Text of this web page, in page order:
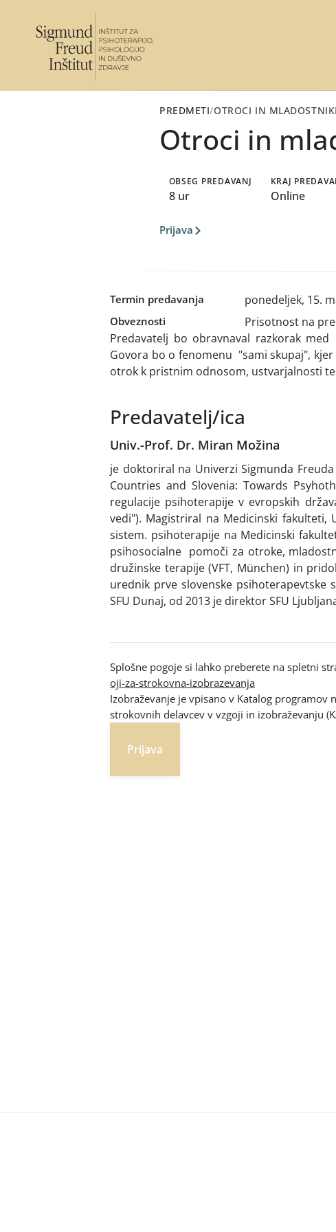
PREDMETI/OTROCI IN
Otroci in
OBSEG PREDAVANJ
8 ur
KRAJ
Online
Prijava
Termin predavanja ponedeljek, 15.
Obveznosti
Prisotnost na
Predavatelj bo obravnaval razkorak
Govora bo o fenomenu "sami skupaj",
otrok k pristnim odnosom, ustvarjalnosti
Predavatelj/ica
Univ.-Prof. Dr. Miran Možina
je doktoriral na Univerzi Sigmunda
Countries and Slovenia: Towards
regulacije psihoterapije v evropskih
vedi"). Magistriral na Medicinski
sistem. psihoterapije na Medicinski
psihosocialne pomoči za otroke,
družinske terapije (VFT, München) in
urednik prve slovenske psihoterapevtske
SFU Dunaj, od 2013 je direktor SFU
Splošne pogoje si lahko preberete na spletni
oji-za-strokovna-izobrazevanja
Izobraževanje je vpisano v Katalog programov
strokovnih delavcev v vzgoji in izobraževanju
Prijava